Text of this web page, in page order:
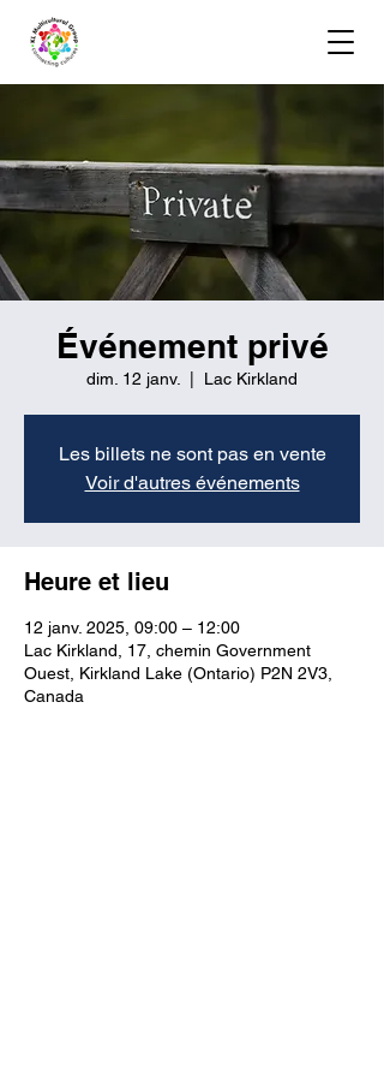
Événement privé
dim. 12 janv. Lac Kirkland
Les billets ne sont pas en vente
Voir d'autres événements
Heure et lieu
12 janv. 2025, 09:00 – 12:00
Lac Kirkland, 17, chemin Government
Ouest, Kirkland Lake (Ontario) P2N 2V3,
Canada